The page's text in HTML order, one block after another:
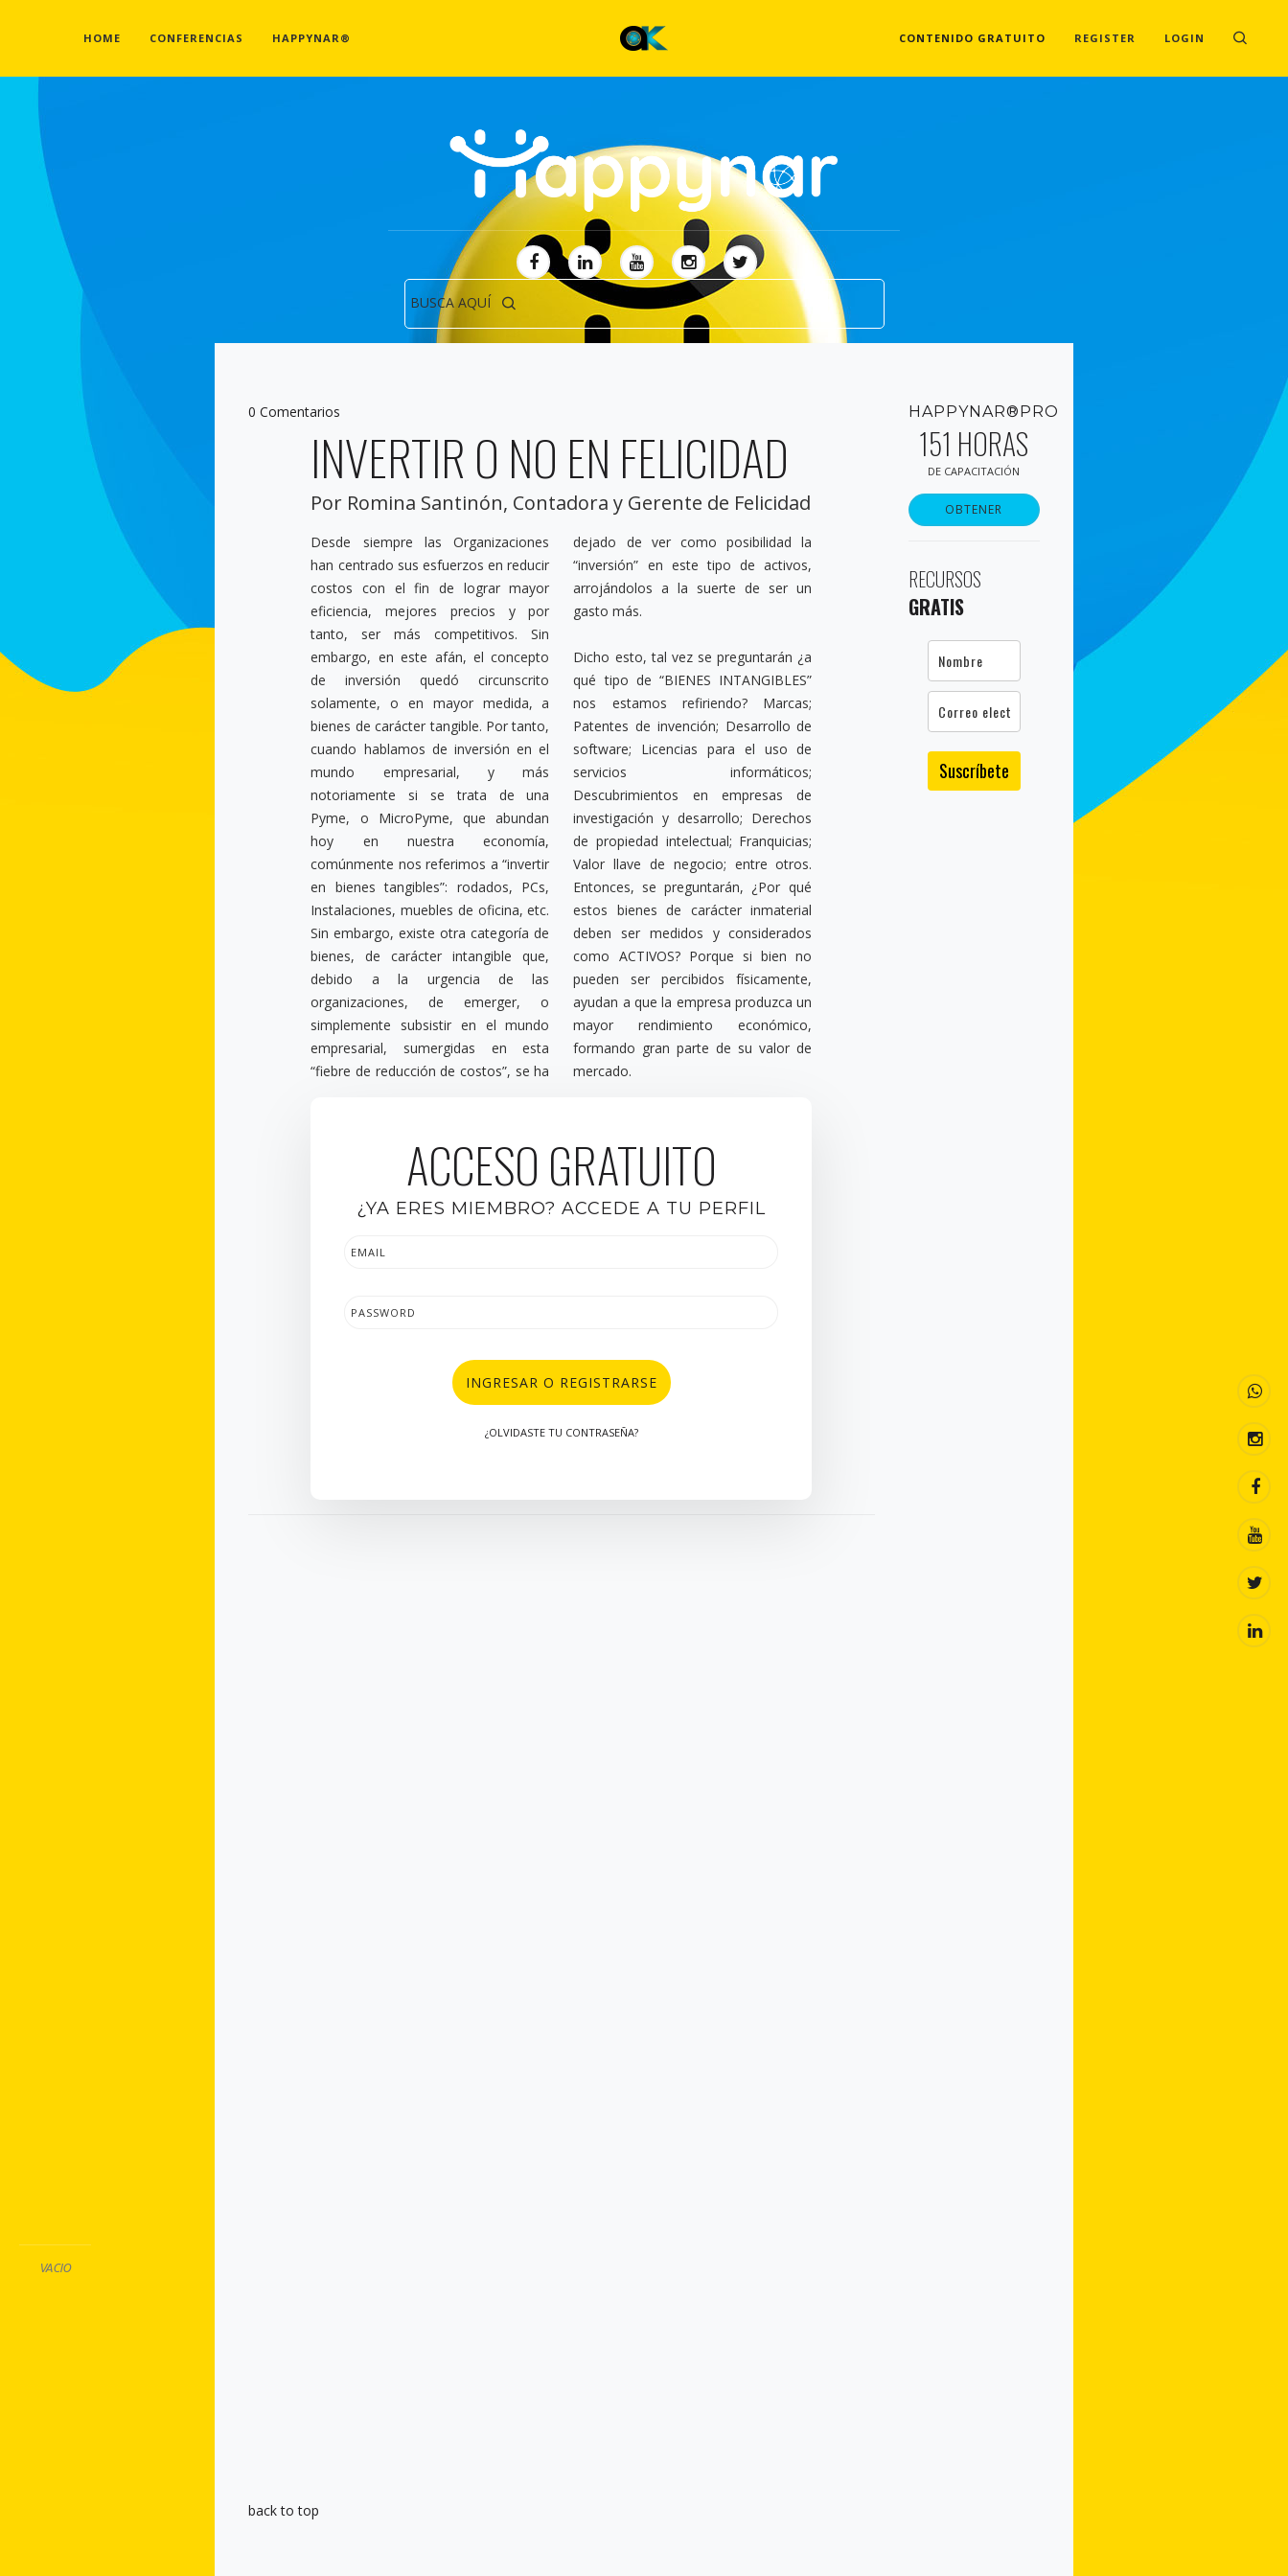
HOME CONFERENCIAS HAPPYNAR® CONTENIDO GRATUITO REGISTER LOGIN
BUSCA AQUÍ
0 Comentarios
INVERTIR O NO EN FELICIDAD
Por Romina Santinón, Contadora y Gerente de Felicidad
Desde siempre las Organizaciones
han centrado sus esfuerzos en reducir
costos con el fin de lograr mayor
eficiencia, mejores precios y por
tanto, ser más competitivos. Sin
embargo, en este afán, el concepto
de inversión quedó circunscrito
solamente, o en mayor medida, a
bienes de carácter tangible. Por tanto,
cuando hablamos de inversión en el
mundo empresarial, y más
notoriamente si se trata de una
Pyme, o MicroPyme, que abundan
hoy en nuestra economía,
comúnmente nos referimos a “invertir
en bienes tangibles”: rodados, PCs,
Instalaciones, muebles de oficina, etc.
Sin embargo, existe otra categoría de
bienes, de carácter intangible que,
debido a la urgencia de las
organizaciones, de emerger, o
simplemente subsistir en el mundo
empresarial, sumergidas en esta
“fiebre de reducción de costos”, se ha
dejado de ver como posibilidad la
“inversión” en este tipo de activos,
arrojándolos a la suerte de ser un
gasto más.
Dicho esto, tal vez se preguntarán ¿a
qué tipo de “BIENES INTANGIBLES”
nos estamos refiriendo? Marcas;
Patentes de invención; Desarrollo de
software; Licencias para el uso de
servicios informáticos;
Descubrimientos en empresas de
investigación y desarrollo; Derechos
de propiedad intelectual; Franquicias;
Valor llave de negocio; entre otros.
Entonces, se preguntarán, ¿Por qué
estos bienes de carácter inmaterial
deben ser medidos y considerados
como ACTIVOS? Porque si bien no
pueden ser percibidos físicamente,
ayudan a que la empresa produzca un
mayor rendimiento económico,
formando gran parte de su valor de
mercado.
ACCESO GRATUITO
¿YA ERES MIEMBRO? ACCEDE A TU PERFIL
INGRESAR O REGISTRARSE
¿OLVIDASTE TU CONTRASEÑA?
back to top
HAPPYNAR®PRO
151 HORAS
DE CAPACITACIÓN
OBTENER
RECURSOS
GRATIS
Suscríbete
VACIO